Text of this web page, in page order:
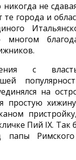
не
города и
многом
с
на
простую
Пий IX. Так
папы